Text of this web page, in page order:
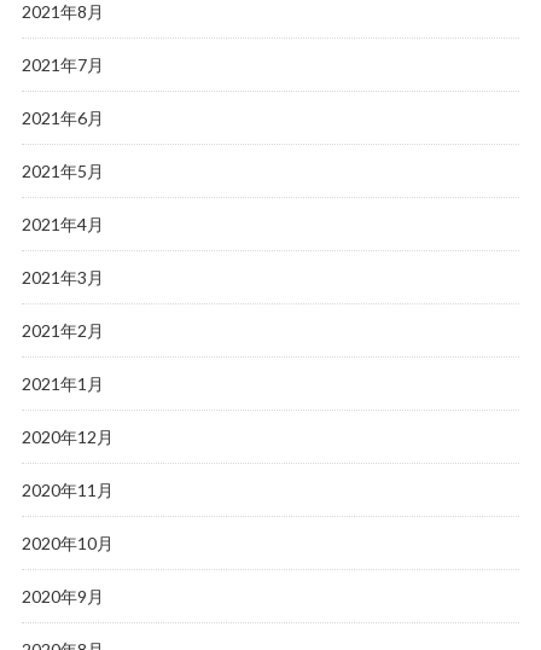
2021年8月
2021年7月
2021年6月
2021年5月
2021年4月
2021年3月
2021年2月
2021年1月
2020年12月
2020年11月
2020年10月
2020年9月